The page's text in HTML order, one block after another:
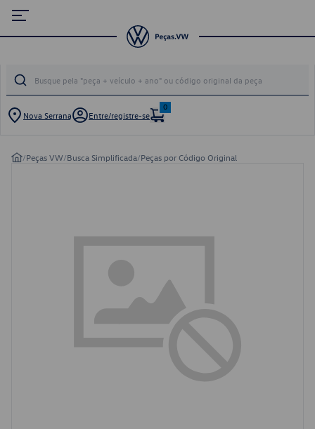
Nova Serrana Entre/registre-se
0
/Peças VW/Busca Simplificada/Peças por Código Original